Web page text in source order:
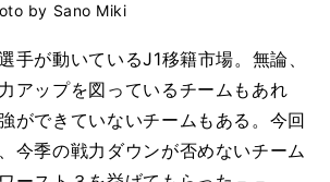
by Sano Miki
手が動いているJ1移籍市場。無論、
アップを図っているチームもあれ
ができていないチームもある。今回
今季の戦力ダウンが否めないチーム